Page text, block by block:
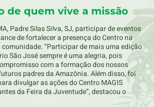
de quem vive a missão
Padre Silas Silva, SJ, participar de eventos
de fortalecer a presença do Centro na
comunidade. “Participar de mais uma edição
São José sempre é uma alegria, pois
com a formação dos nossos
padres da Amazônia. Além disso, foi
divulgar as ações do Centro MAGIS
da Feira da Juventude”, destacou o